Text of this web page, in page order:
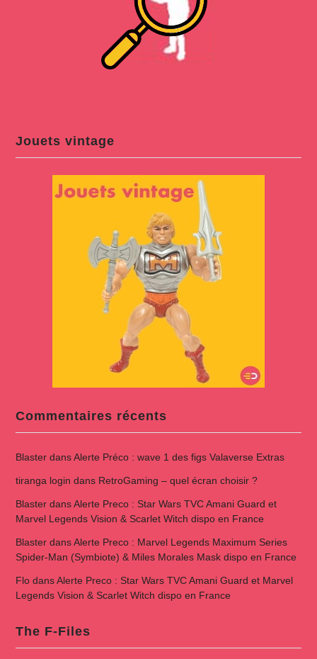
Jouets vintage
Commentaires récents
BlasterdansAlerte Préco : wave 1 des figs Valaverse Extras
tiranga login dans RetroGaming – quel écran choisir ?
BlasterdansAlerte Preco : Star Wars TVC Amani Guard et
Marvel Legends Vision & Scarlet Witch dispo en France
BlasterdansAlerte Preco : Marvel Legends Maximum Series
Spider-Man (Symbiote) & Miles Morales Mask dispo en France
FlodansAlerte Preco : Star Wars TVC Amani Guard et Marvel
Legends Vision & Scarlet Witch dispo en France
The F-Files